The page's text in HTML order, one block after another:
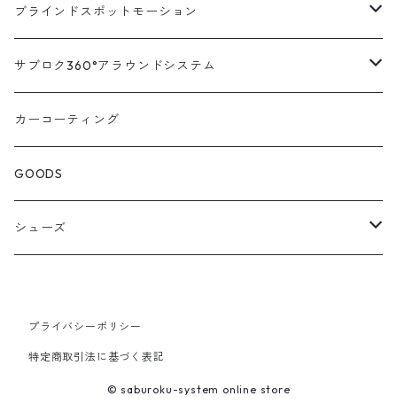
トヨタ
ハイエース200系
アルファード・ヴェルファイア30系
エスティマ50系
ニッサン
エルグランドE52系
エルグランドE51系
ホンダ
オデッセイRC系
オデッセイRB系
S660
マツダ
ダイハツ
スバル
汎用キット
車種別対応キット
トヨタ
ニッサン
オプション
交換アーム付きキット
ブラインドスポットモーション
汎用キット
車種別ミラー付セット
ON/OFFスイッチ
オプション
サブロク360°アラウンドシステム
アラウンドシステム本体
オプション
カーコーティング
GOODS
シューズ
STP
プライバシーポリシー
特定商取引法に基づく表記
© saburoku-system online store